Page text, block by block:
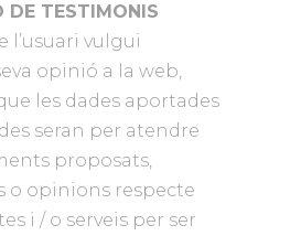
DE TESTIMONIS
l’usuari vulgui
opinió a la web,
les dades aportades
seran per atendre
proposats,
o opinions respecte
i / o serveis per ser